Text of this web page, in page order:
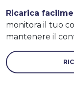
Ricarica
monitora il tuo
mantenere il